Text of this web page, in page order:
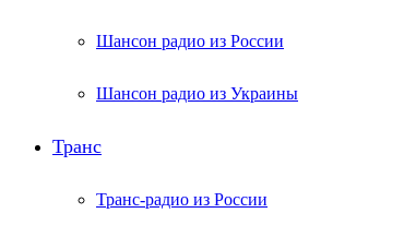
Шансон радио из России
Шансон радио из Украины
Транс
Транс-радио из России